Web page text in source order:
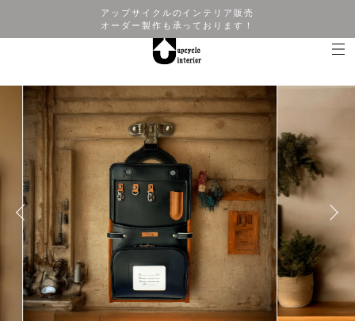
アップサイクルのインテリア販売
オーダー製作も承っております！